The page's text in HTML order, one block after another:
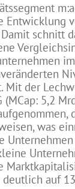
Entwicklung
schnitt
Mit der
(MCap: 5,2
was
deutlich auf